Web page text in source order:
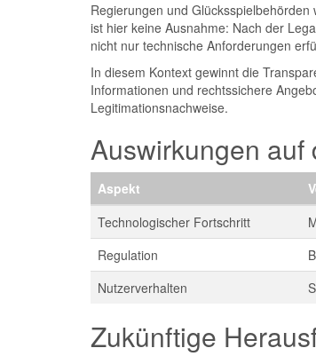
Regierungen und
ist hier keine Ausnahme: Nach der
nicht nur technische Anforderungen
In diesem Kontext gewinnt die
Informationen und rechtssichere
Legitimationsnachweise.
Auswirkungen auf
Aspekt
Technologischer Fortschritt
Regulation
Nutzerverhalten
Zukünftige